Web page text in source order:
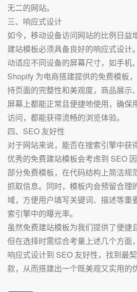
无二的网站。
三、响应式设计
如今，移动设备访问网站的比例日益
建站模板必须具备良好的响应式设计
动适应不同设备的屏幕尺寸，如手机
Shopify 为电商搭建提供的免费模板
持页面的完整性和美观度，商品展示
屏幕上都能正常且便捷地使用，确保
访问，都能获得流畅的浏览体验。
四、SEO 友好性
对于网站来说，能否在搜索引擎中获
优秀的免费建站模板会考虑到 SEO
部分免费模板，在代码结构上简洁规
抓取信息。同时，模板内会预留合理
域，方便用户填写关键词、描述等重
索引擎中的曝光率。
虽然免费建站模板为我们提供了便捷
但在选择时需综合考量上述几个方面
响应式设计到 SEO 友好性，找到最
款，从而搭建出一个既美观又实用的